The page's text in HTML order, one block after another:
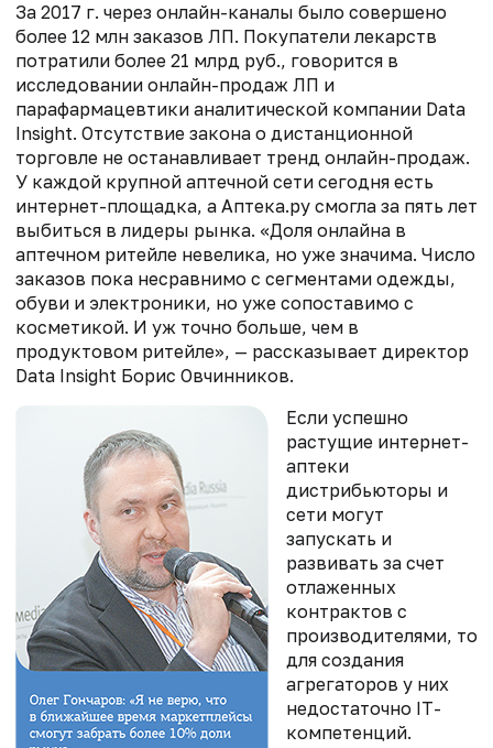
За 2017 г. через онлайн-каналы было совершено
более 12 млн заказов ЛП. Покупатели лекарств
потратили более 21 млрд руб., говорится в
исследовании онлайн-продаж ЛП и
парафармацевтики аналитической компании Data
Insight. Отсутствие закона о дистанционной
торговле не останавливает тренд онлайн-продаж.
У каждой крупной аптечной сети сегодня есть
интернет-площадка, а Аптека.ру смогла за пять лет
выбиться в лидеры рынка. «Доля онлайна в
аптечном ритейле невелика, но уже значима. Число
заказов пока несравнимо с сегментами одежды,
обуви и электроники, но уже сопоставимо с
косметикой. И уж точно больше, чем в
продуктовом ритейле», — рассказывает директор
Data Insight Борис Овчинников.
Если успешно
растущие интернет-
аптеки
дистрибьюторы и
сети могут
запускать и
развивать за счет
отлаженных
контрактов с
производителями, то
для создания
агрегаторов у них
недостаточно IT-
компетенций.